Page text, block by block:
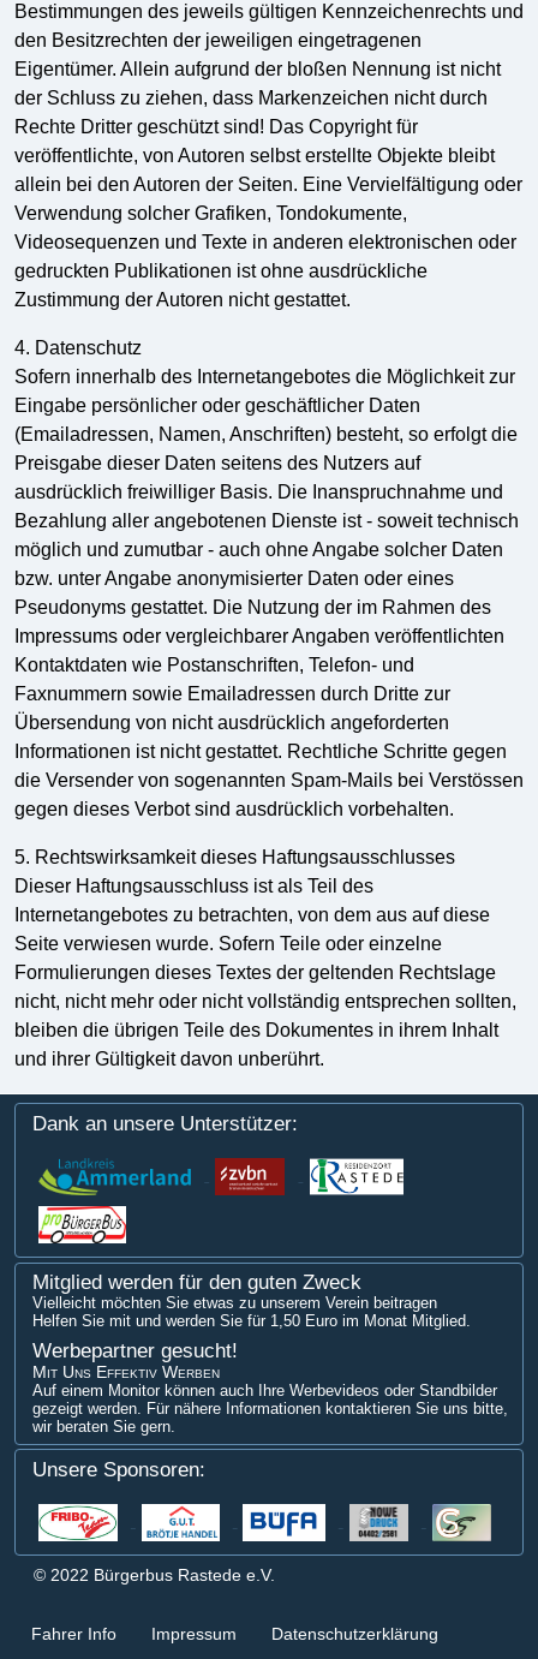
Bestimmungen des jeweils gültigen Kennzeichenrechts und
den Besitzrechten der jeweiligen eingetragenen
Eigentümer. Allein aufgrund der bloßen Nennung ist nicht
der Schluss zu ziehen, dass Markenzeichen nicht durch
Rechte Dritter geschützt sind! Das Copyright für
veröffentlichte, von Autoren selbst erstellte Objekte bleibt
allein bei den Autoren der Seiten. Eine Vervielfältigung oder
Verwendung solcher Grafiken, Tondokumente,
Videosequenzen und Texte in anderen elektronischen oder
gedruckten Publikationen ist ohne ausdrückliche
Zustimmung der Autoren nicht gestattet.
4. Datenschutz
Sofern innerhalb des Internetangebotes die Möglichkeit zur
Eingabe persönlicher oder geschäftlicher Daten
(Emailadressen, Namen, Anschriften) besteht, so erfolgt die
Preisgabe dieser Daten seitens des Nutzers auf
ausdrücklich freiwilliger Basis. Die Inanspruchnahme und
Bezahlung aller angebotenen Dienste ist - soweit technisch
möglich und zumutbar - auch ohne Angabe solcher Daten
bzw. unter Angabe anonymisierter Daten oder eines
Pseudonyms gestattet. Die Nutzung der im Rahmen des
Impressums oder vergleichbarer Angaben veröffentlichten
Kontaktdaten wie Postanschriften, Telefon- und
Faxnummern sowie Emailadressen durch Dritte zur
Übersendung von nicht ausdrücklich angeforderten
Informationen ist nicht gestattet. Rechtliche Schritte gegen
die Versender von sogenannten Spam-Mails bei Verstössen
gegen dieses Verbot sind ausdrücklich vorbehalten.
5. Rechtswirksamkeit dieses Haftungsausschlusses
Dieser Haftungsausschluss ist als Teil des
Internetangebotes zu betrachten, von dem aus auf diese
Seite verwiesen wurde. Sofern Teile oder einzelne
Formulierungen dieses Textes der geltenden Rechtslage
nicht, nicht mehr oder nicht vollständig entsprechen sollten,
bleiben die übrigen Teile des Dokumentes in ihrem Inhalt
und ihrer Gültigkeit davon unberührt.
Dank an unsere Unterstützer:
Mitglied werden für den guten Zweck
Vielleicht möchten Sie etwas zu unserem Verein beitragen
Helfen Sie mit und werden Sie für 1,50 Euro im Monat Mitglied.
Werbepartner gesucht!
Mit Uns Effektiv Werben
Auf einem Monitor können auch Ihre Werbevideos oder Standbilder
gezeigt werden. Für nähere Informationen kontaktieren Sie uns bitte,
wir beraten Sie gern.
Unsere Sponsoren:
© 2022 Bürgerbus Rastede e.V.
Fahrer Info Impressum Datenschutzerklärung